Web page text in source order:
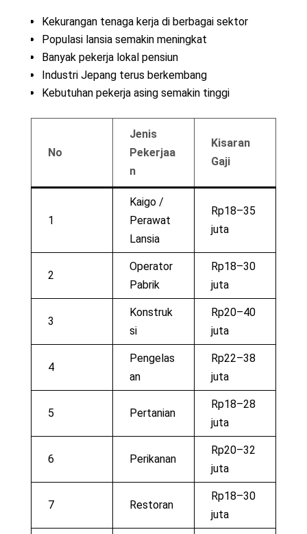
Kekurangan tenaga kerja di berbagai sektor
Populasi lansia semakin meningkat
Banyak pekerja lokal pensiun
Industri Jepang terus berkembang
Kebutuhan pekerja asing semakin tinggi
No
Jenis
Pekerjaa
n
Kisaran
Gaji
1
Kaigo /
Perawat
Lansia
Rp18–35
juta
2
Operator
Pabrik
Rp18–30
juta
3
Konstruk
si
Rp20–40
juta
4
Pengelas
an
Rp22–38
juta
5 Pertanian
Rp18–28
juta
6 Perikanan
Rp20–32
juta
7 Restoran
Rp18–30
juta